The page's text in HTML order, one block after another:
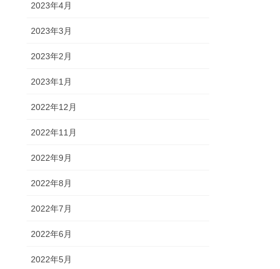
2023年4月
2023年3月
2023年2月
2023年1月
2022年12月
2022年11月
2022年9月
2022年8月
2022年7月
2022年6月
2022年5月